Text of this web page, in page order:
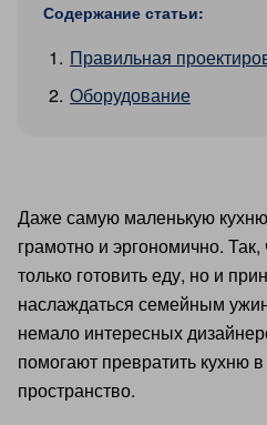
Содержание статьи:
Правильная
Оборудование
Даже самую маленькую
грамотно и эргономично. Так,
только готовить еду, но и
наслаждаться семейным
немало интересных
помогают превратить кухню
пространство.